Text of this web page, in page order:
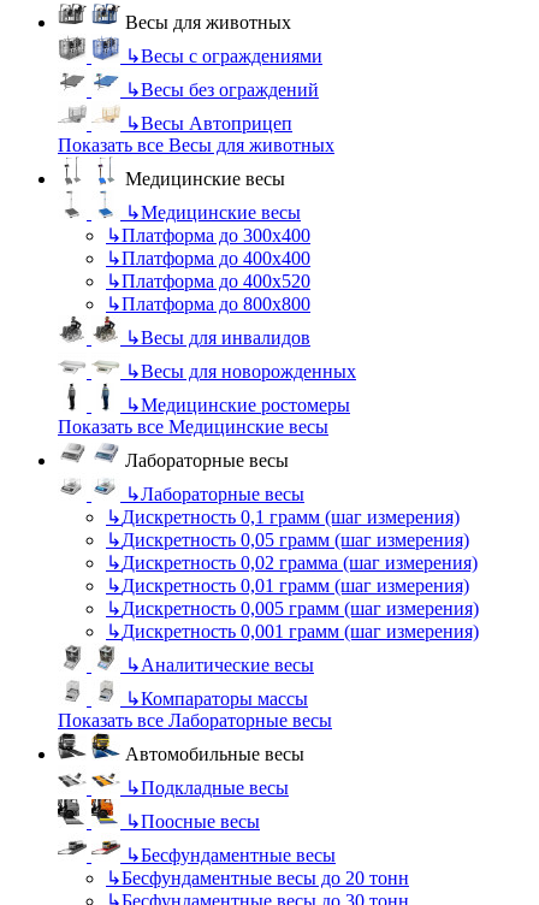
Весы для животных
↳Весы с ограждениями
↳Весы без ограждений
↳Весы Автоприцеп
Показать все Весы для животных
Медицинские весы
↳Медицинские весы
↳Платформа до 300х400
↳Платформа до 400х400
↳Платформа до 400х520
↳Платформа до 800х800
↳Весы для инвалидов
↳Весы для новорожденных
↳Медицинские ростомеры
Показать все Медицинские весы
Лабораторные весы
↳Лабораторные весы
↳Дискретность 0,1 грамм (шаг измерения)
↳Дискретность 0,05 грамм (шаг измерения)
↳Дискретность 0,02 грамма (шаг измерения)
↳Дискретность 0,01 грамм (шаг измерения)
↳Дискретность 0,005 грамм (шаг измерения)
↳Дискретность 0,001 грамм (шаг измерения)
↳Аналитические весы
↳Компараторы массы
Показать все Лабораторные весы
Автомобильные весы
↳Подкладные весы
↳Поосные весы
↳Бесфундаментные весы
↳Бесфундаментные весы до 20 тонн
↳Бесфундаментные весы до 30 тонн